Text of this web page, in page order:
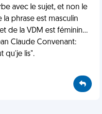
avec le sujet, et non le
la phrase est masculin
de la VDM est féminin...
Claude Convenant:
qu'je lis".